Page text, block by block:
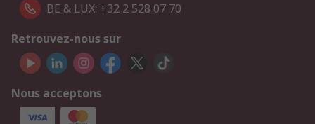
BE & LUX: +32 2 528 07 70
Retrouvez-nous sur
Nous acceptons